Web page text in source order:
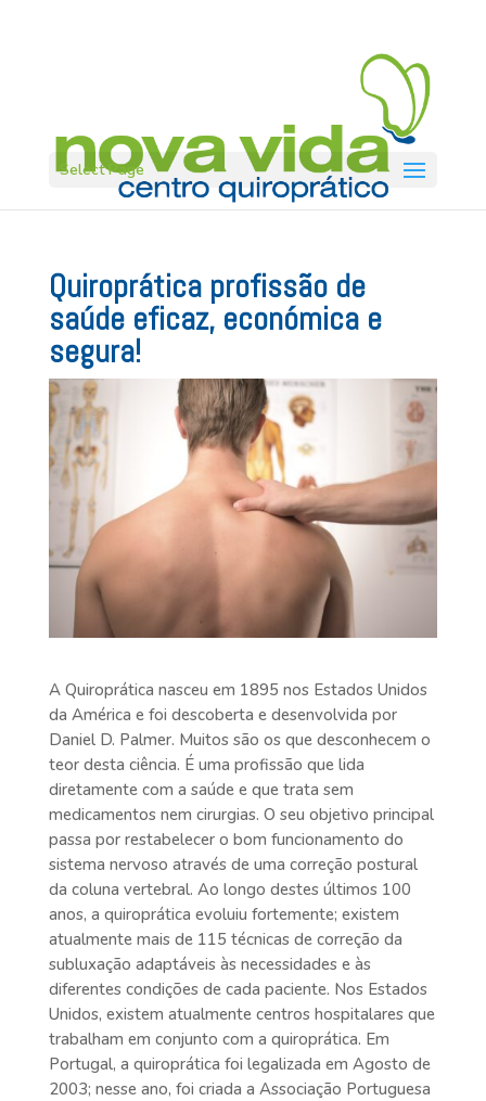
Select Page
Quiroprática profissão de
saúde eficaz, económica e
segura!
A Quiroprática nasceu em 1895 nos Estados Unidos
da América e foi descoberta e desenvolvida por
Daniel D. Palmer. Muitos são os que desconhecem o
teor desta ciência. É uma profissão que lida
diretamente com a saúde e que trata sem
medicamentos nem cirurgias. O seu objetivo principal
passa por restabelecer o bom funcionamento do
sistema nervoso através de uma correção postural
da coluna vertebral. Ao longo destes últimos 100
anos, a quiroprática evoluiu fortemente; existem
atualmente mais de 115 técnicas de correção da
subluxação adaptáveis às necessidades e às
diferentes condições de cada paciente. Nos Estados
Unidos, existem atualmente centros hospitalares que
trabalham em conjunto com a quiroprática. Em
Portugal, a quiroprática foi legalizada em Agosto de
2003; nesse ano, foi criada a Associação Portuguesa